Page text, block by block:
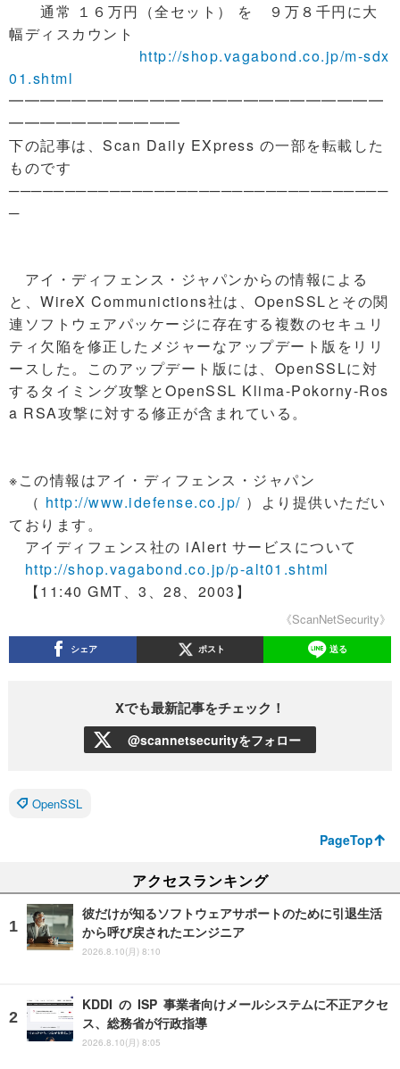
通常 １６万円（全セット） を ９万８千円に大
幅ディスカウント
http://shop.vagabond.co.jp/m-sdx
01.shtml
━━━━━━━━━━━━━━━━━━━━━━━━
━━━━━━━━━━━
下の記事は、Scan Daily EXpress の一部を転載した
ものです
──────────────────────────────────
─
アイ・ディフェンス・ジャパンからの情報による
と、WireX Communictions社は、OpenSSLとその関
連ソフトウェアパッケージに存在する複数のセキュリ
ティ欠陥を修正したメジャーなアップデート版をリリ
ースした。このアップデート版には、OpenSSLに対
するタイミング攻撃とOpenSSL Klima-Pokorny-Ros
a RSA攻撃に対する修正が含まれている。
※この情報はアイ・ディフェンス・ジャパン
（ http://www.idefense.co.jp/ ）より提供いただい
ております。
アイディフェンス社の iAlert サービスについて
http://shop.vagabond.co.jp/p-alt01.shtml
【11:40 GMT、3、28、2003】
《ScanNetSecurity》
シェア ポスト 送る
Xでも最新記事をチェック！
@scannetsecurityをフォロー
OpenSSL
PageTop
アクセスランキング
彼だけが知るソフトウェアサポートのために引退生活
から呼び戻されたエンジニア
2026.8.10(月) 8:10
KDDI の ISP 事業者向けメールシステムに不正アクセ
ス、総務省が行政指導
2026.8.10(月) 8:05